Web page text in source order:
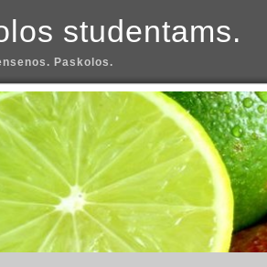
studentams.
Paskolos.